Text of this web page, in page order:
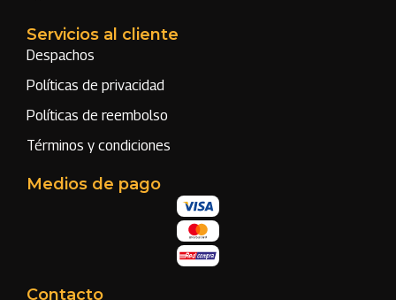
Servicios al cliente
Despachos
Políticas de privacidad
Políticas de reembolso
Términos y condiciones
Medios de pago
Contacto